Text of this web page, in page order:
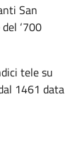
San
‘700
tele su
1461 data